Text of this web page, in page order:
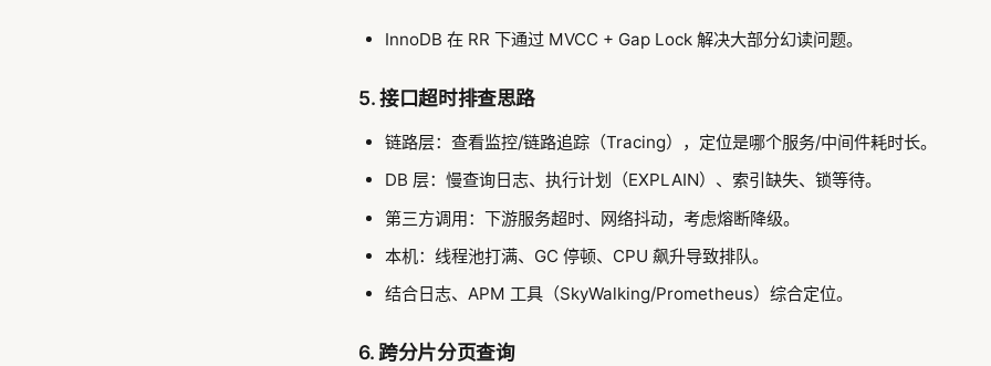
InnoDB 在 RR 下通过 MVCC + Gap Lock 解决大部分幻读问题。
5. 接口超时排查思路
链路层：查看监控/链路追踪（Tracing），定位是哪个服务/中间件耗时长。
DB 层：慢查询日志、执行计划（EXPLAIN）、索引缺失、锁等待。
第三方调用：下游服务超时、网络抖动，考虑熔断降级。
本机：线程池打满、GC 停顿、CPU 飙升导致排队。
结合日志、APM 工具（SkyWalking/Prometheus）综合定位。
6. 跨分片分页查询